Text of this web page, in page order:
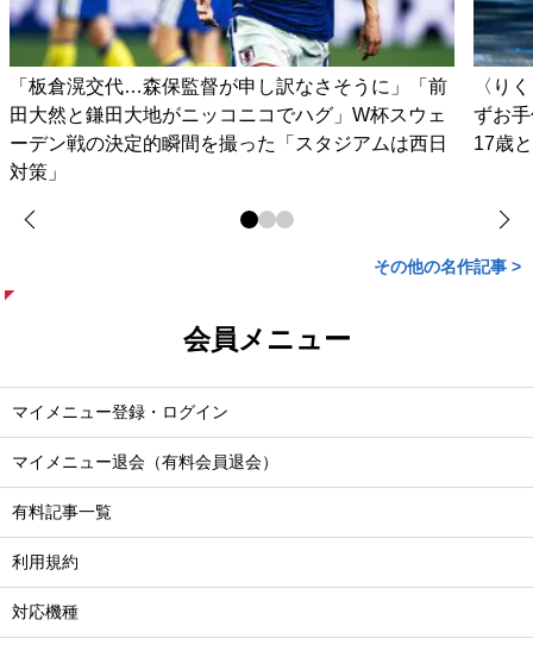
「板倉滉交代…森保監督が申し訳なさそうに」「前
田大然と鎌田大地がニッコニコでハグ」W杯スウェ
ーデン戦の決定的瞬間を撮った「スタジアムは西日
対策」
〈り
ずお
17歳
その他の名作記事 >
会員メニュー
マイメニュー登録・ログイン
マイメニュー退会（有料会員退会）
有料記事一覧
利用規約
対応機種